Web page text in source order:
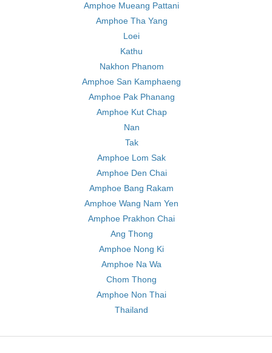
Amphoe Mueang Pattani
Amphoe Tha Yang
Loei
Kathu
Nakhon Phanom
Amphoe San Kamphaeng
Amphoe Pak Phanang
Amphoe Kut Chap
Nan
Tak
Amphoe Lom Sak
Amphoe Den Chai
Amphoe Bang Rakam
Amphoe Wang Nam Yen
Amphoe Prakhon Chai
Ang Thong
Amphoe Nong Ki
Amphoe Na Wa
Chom Thong
Amphoe Non Thai
Thailand